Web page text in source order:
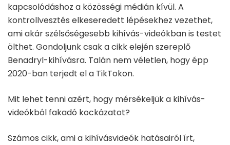
kapcsolódáshoz a közösségi médián kívül. A
kontrollvesztés elkeseredett lépésekhez vezethet,
ami akár szélsőségesebb kihívás-videókban is testet
ölthet. Gondoljunk csak a cikk elején szereplő
Benadryl-kihívásra. Talán nem véletlen, hogy épp
2020-ban terjedt el a TikTokon.
Mit lehet tenni azért, hogy mérsékeljük a kihívás-
videókból fakadó kockázatot?
Számos cikk, ami a kihívásvideók hatásairól írt,